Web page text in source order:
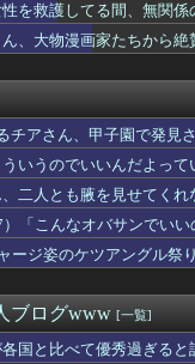
更新、8977億円 農水省
使って話しましょう…
た。すると「お客様の声
うリズム天国にアマゾン
めっちゃ炎上
Awakening デューン：...
」
いいんだこれは…
体型・収入は俺の倍。
朔夜しぐれ」が手に入る
してPTSDに追い込み休
まくないよね
感想まとめ
ラス【蓮ノ空】
を救護してる間、無関係
、大物漫画家たちから絶
チアさん、甲子園で発見
いうのでいいんだよって
二人とも腋を見せてくれ
）「こんなオバサンでいい
ージ姿のケツアングル祭り
ブログwww [一覧]
国と比べて優秀過ぎると